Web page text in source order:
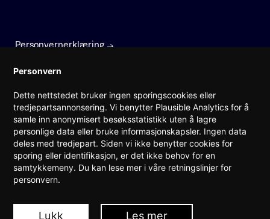
Prinsens gate 22
0157 Oslo
(+47) 960 08 142
post@teknorge.no
Ansvarlig webredaktør:
Personvernerklæring
Personvern
Dette nettstedet bruker ingen sporingscookies eller
tredjepartsannonsering. Vi benytter Plausible Analytics for å
samle inn anonymisert besøksstatistikk uten å lagre
personlige data eller bruke informasjonskapsler. Ingen data
deles med tredjepart. Siden vi ikke benytter cookies for
sporing eller identifikasjon, er det ikke behov for en
samtykkemeny. Du kan lese mer i våre retningslinjer for
personvern.
Lukk Les mer